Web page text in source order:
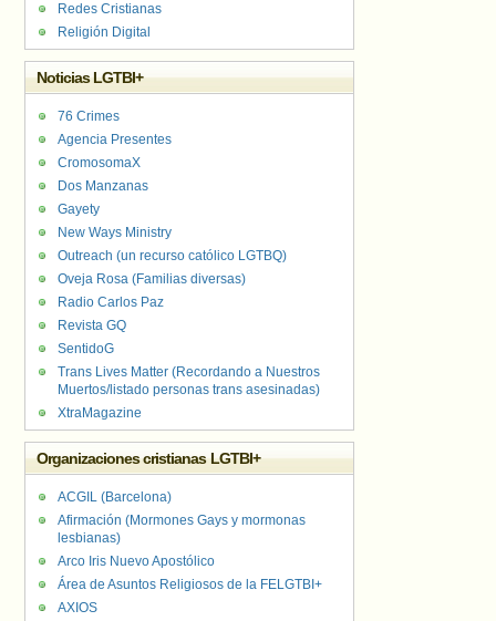
Redes Cristianas
Religión Digital
Noticias LGTBI+
76 Crimes
Agencia Presentes
CromosomaX
Dos Manzanas
Gayety
New Ways Ministry
Outreach (un recurso católico LGTBQ)
Oveja Rosa (Familias diversas)
Radio Carlos Paz
Revista GQ
SentidoG
Trans Lives Matter (Recordando a Nuestros
Muertos/listado personas trans asesinadas)
XtraMagazine
Organizaciones cristianas LGTBI+
ACGIL (Barcelona)
Afirmación (Mormones Gays y mormonas
lesbianas)
Arco Iris Nuevo Apostólico
Área de Asuntos Religiosos de la FELGTBI+
AXIOS